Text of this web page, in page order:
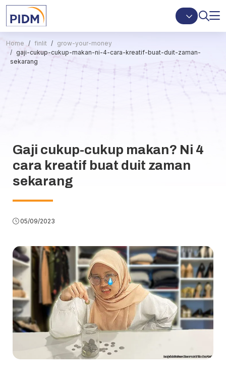
Home finlit
grow-your-money
gaji-cukup-cukup-makan-ni-4-cara-kreatif-buat-duit-zaman-
sekarang
Gaji cukup-cukup makan? Ni 4
cara kreatif buat duit zaman
sekarang
05/09/2023